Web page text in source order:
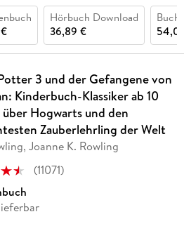
Hörbuch Download
36,89 €
Buch
3 und der Gefangene von
Kinderbuch-Klassiker ab 10
Hogwarts und den
Zauberlehrling der Welt
Joanne K. Rowling
(11071)